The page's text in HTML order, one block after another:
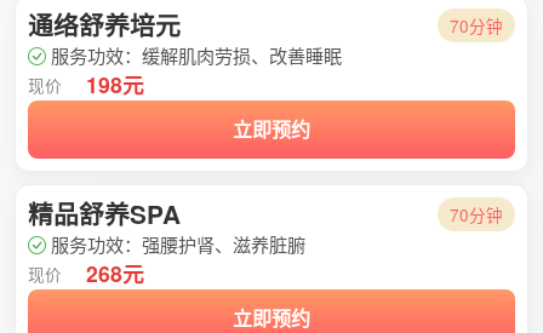
通络舒养培元 70分钟
服务功效：缓解肌肉劳损、改善睡眠
现价 198元
立即预约
精品舒养SPA 70分钟
服务功效：强腰护肾、滋养脏腑
现价 268元
立即预约